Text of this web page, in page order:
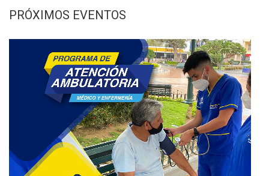
PRÓXIMOS EVENTOS